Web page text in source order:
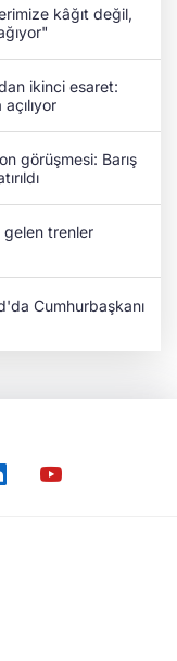
kâğıt değil,
ikinci esaret:
görüşmesi: Barış
gelen trenler
Cumhurbaşkanı